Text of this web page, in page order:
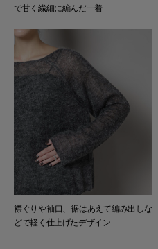
で甘く繊細に編んだ一着
襟ぐりや袖口、裾はあえて編み出しな
どで軽く仕上げたデザイン